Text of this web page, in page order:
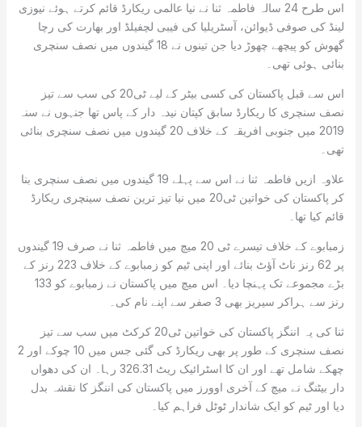
اس طرح 24 سالہ فاطمہ ثنا نے نیا عالمی ریکارڈ قائم کرتے ہوئے نیوزی
لینڈ کی صوفی ڈیوائن، آسٹریلیا کی فیبی لچفیلڈ اور بھارت کی رچا
گھوش کو پیچھے چھوڑ دیا جن تینوں نے 18 گیندوں میں نصف سنچری
بنائی ہوئی تھی۔
اس سے قبل پاکستان کی کسی بیٹر کے لیے ٹی20 کی سب سے تیز
نصف سنچری کا ریکارڈ سابق کپتان نیدہ دار کے پاس تھا جنہوں نے سنہ
2019 میں جنوبی افریقہ کے خلاف 20 گیندوں میں نصف سنچری بنائی
تھی۔
علاوہ ازیں فاطمہ ثنا نے اس سے پہلے 19 گیندوں میں نصف سنچری بنا
کر پاکستان کی خواتین ٹی20 میں نیا تیز ترین نصف سینچری ریکارڈ
قائم کیا تھا۔
زمبابوے کے خلاف تیسرے ٹی 20 میچ میں فاطمہ ثنا نے صرف 19 گیندوں
پر 62 رنز ناٹ آؤٹ بنائے اور اپنی ٹیم کو زمبابوے کے خلاف 223 رنز کے
بڑے مجموعے تک پہنچا دیا۔ اس میچ میں پاکستان نے زمبابوے کو 133
رنز سے ہراکر سیریز بھی 3 صفر سے اپنے نام کی۔
ثنا کی یہ اننگز پاکستان کی خواتین ٹی20 کرکٹ میں سب سے تیز
نصف سنچری کے طور پر بھی ریکارڈ کی گئی جس میں 10 چوکے اور 2
چھکے شامل تھے اور ان کا اسٹرائیک ریٹ 326.31 رہا۔ ان کی دھواں
دار بیٹنگ نے میچ کے آخری اوورز میں پاکستان کی اننگز کا نقشہ بدل
دیا اور ٹیم کو ایک شاندار ٹوٹل فراہم کیا۔